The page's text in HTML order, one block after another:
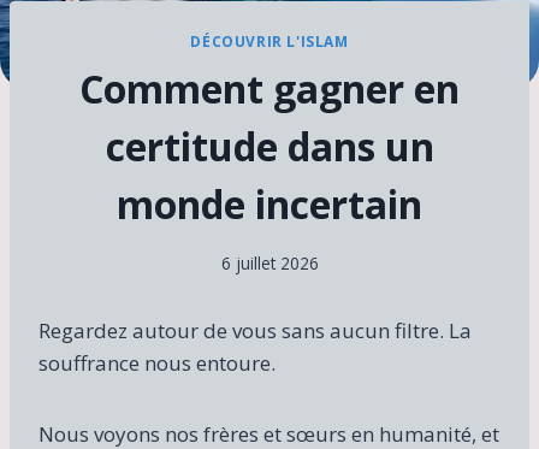
DÉCOUVRIR L'ISLAM
Comment gagner en
certitude dans un
monde incertain
6 juillet 2026
Regardez autour de vous sans aucun filtre. La
souffrance nous entoure.
Nous voyons nos frères et sœurs en humanité, et